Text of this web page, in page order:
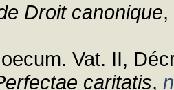
Droit canonique
Vat. II,
caritatis,